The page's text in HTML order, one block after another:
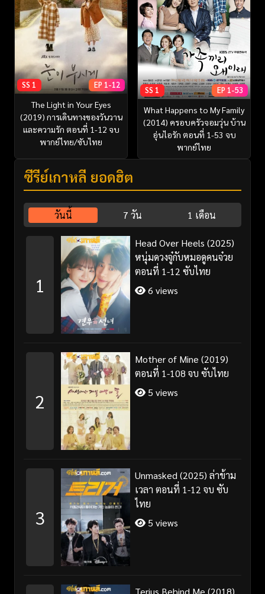
SS 1 EP 1-12
The Light in Your Eyes
(2019) การเดินทางของวันวาน
และความรัก ตอนที่ 1-12 จบ
พากย์ไทย/ซับไทย
SS 1 EP 1-53
What Happens to My Family
(2014) ครอบครัวจอมวุ่น บ้าน
อุ่นไอรัก ตอนที่ 1-53 จบ
พากย์ไทย
ซีรี่ย์เกาหลี ยอดฮิต
วันนี้ 7 วัน 1 เดือน
1
Head Over Heels (2025)
หนุ่มดวงจู๋กับหมอดูคนจ๋วย
ตอนที่ 1-12 ซับไทย
6 views
2
Mother of Mine (2019)
ตอนที่ 1-108 จบ ซับไทย
5 views
3
Unmasked (2025) ล่าข้าม
เวลา ตอนที่ 1-12 จบ ซับ
ไทย
5 views
Terius Behind Me (2018)